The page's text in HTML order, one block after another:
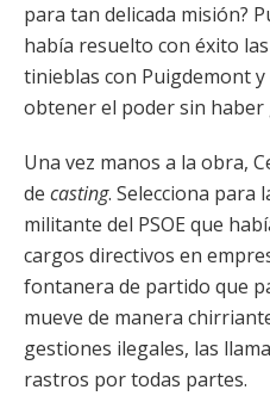
para tan delicada misión?
había resuelto con éxito
tinieblas con Puigdemont
obtener el poder sin haber
Una vez manos a la obra,
de casting. Selecciona para
militante del PSOE que
cargos directivos en
fontanera de partido que
mueve de manera
gestiones ilegales, las
rastros por todas partes.